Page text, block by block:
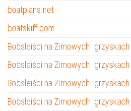
boatplans.net
boatskiff.com
Bobsleiści na Zimowych
Bobsleiści na Zimowych
Bobsleiści na Zimowych
Bobsleiści na Zimowych